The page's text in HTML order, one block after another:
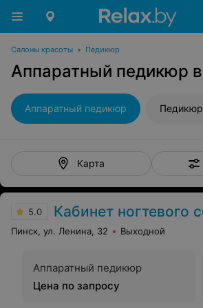
Салоны красоты • Педикюр
Аппаратный педикюр
Аппаратный педикюр
Карта
5.0 Кабинет ногтевого
Пинск, ул. Ленина, 32 Выходной
Аппаратный педикюр
Цена по запросу